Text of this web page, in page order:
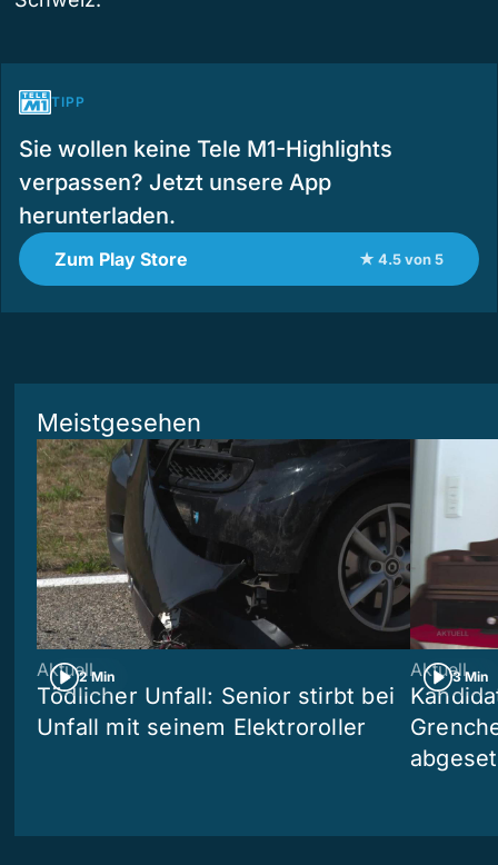
TIPP
Sie wollen keine Tele M1-Highlights
verpassen? Jetzt unsere App
herunterladen.
Zum Play Store ★ 4.5 von 5
Meistgesehen
2 Min
Aktuell
Tödlicher Unfall: Senior stirbt bei
Unfall mit seinem Elektroroller
3 Min
Aktuell